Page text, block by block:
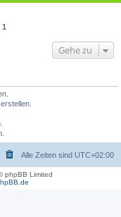
1
Gehe zu
Alle Zeiten sind UTC+02:00
phpBB Limited